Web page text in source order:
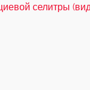
селитры